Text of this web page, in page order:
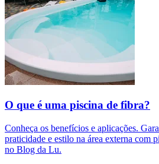
O que é uma piscina de fibra?
Conheça os benefícios e aplicações.
praticidade e estilo na área externa com
no Blog da Lu.